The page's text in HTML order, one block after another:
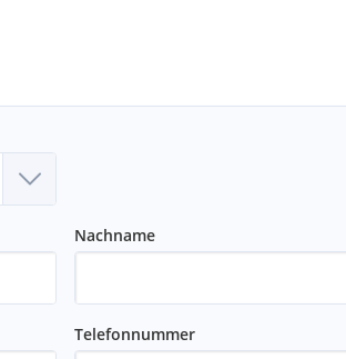
Nachname
Telefonnummer